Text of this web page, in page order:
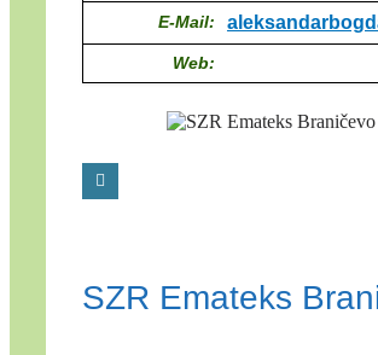
E-Mail:
Web:
SZR Emateks